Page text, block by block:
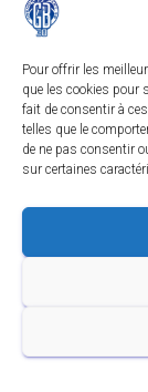
Pour offrir les
que les cookies pour
fait de consentir à
telles que le
de ne pas consentir
sur certaines